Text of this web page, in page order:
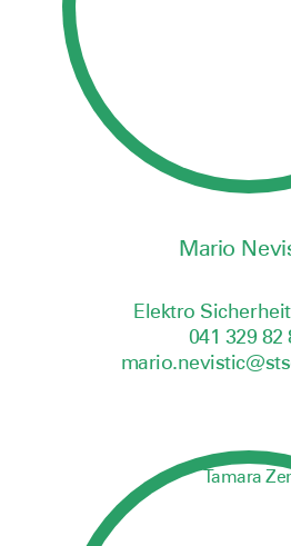
Mario
Elektro
041 329 82